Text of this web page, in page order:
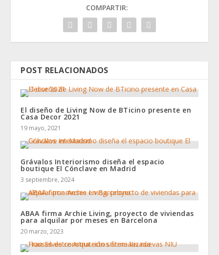
COMPARTIR:
POST RELACIONADOS
El diseño de Living Now de BTicino presente en
Casa Decor 2021
19 mayo, 2021
Grávalos Interiorismo diseña el espacio
boutique El Cónclave en Madrid
3 septiembre, 2024
ABAA firma Archie Living, proyecto de viviendas
para alquilar por meses en Barcelona
20 marzo, 2023